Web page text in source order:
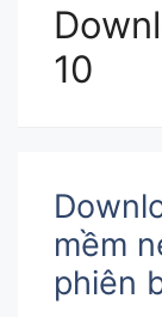
10
mềm
phiên